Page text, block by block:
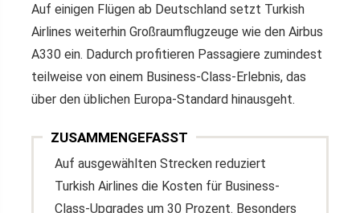
Auf einigen Flügen ab Deutschland setzt Turkish
Airlines weiterhin Großraumflugzeuge wie den Airbus
A330 ein. Dadurch profitieren Passagiere zumindest
teilweise von einem Business-Class-Erlebnis, das
über den üblichen Europa-Standard hinausgeht.
ZUSAMMENGEFASST
Auf ausgewählten Strecken reduziert
Turkish Airlines die Kosten für Business-
Class-Upgrades um 30 Prozent. Besonders